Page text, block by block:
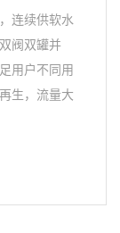
连续供软水
阀双罐并
用户不同用
生，流量大